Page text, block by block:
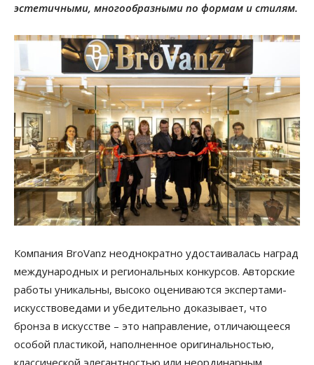
эстетичными, многообразными по формам и стилям.
Компания BroVanz неоднократно удостаивалась наград
международных и региональных конкурсов. Авторские
работы уникальны, высоко оцениваются экспертами-
искусствоведами и убедительно доказывает, что
бронза в искусстве – это направление, отличающееся
особой пластикой, наполненное оригинальностью,
классической элегантностью или неординарным